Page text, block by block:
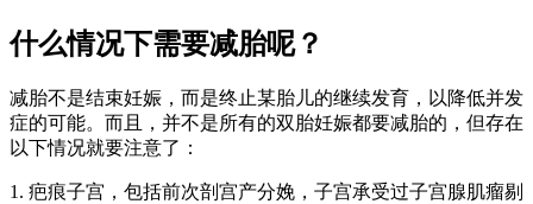
什么情况下需要减胎呢？
减胎不是结束妊娠，而是终止某胎儿的继续发育，以降低并发
症的可能。而且，并不是所有的双胎妊娠都要减胎的，但存在
以下情况就要注意了：
1. 疤痕子宫，包括前次剖宫产分娩，子宫承受过子宫腺肌瘤剔